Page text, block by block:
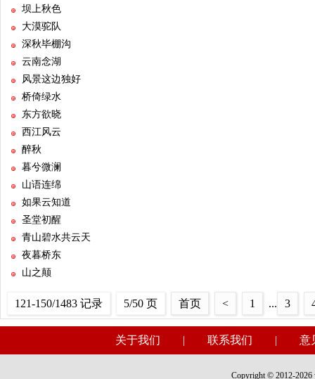
坝上秋色
大漠驼队
深秋毕棚沟
云南念湖
风景这边独好
桥倚绿水
东方欲晓
西江风云
醉秋
暮兮微澜
山语连绵
如果云知道
圣堂初醒
青山碧水共云天
夜暮桥东
山之颠
121-150/1483 记录 5/50 页 首页 < 1 ... 3
关于我们 | 联系我们 | 意
Copyright © 2012-2026